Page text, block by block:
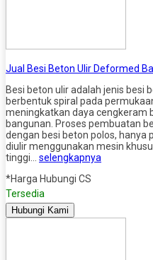
Jual Besi Beton Ulir Deformed
Besi beton ulir adalah jenis besi
berbentuk spiral pada
meningkatkan daya
bangunan. Proses pembuatan
dengan besi beton polos, hanya
diulir menggunakan mesin
tinggi… selengkapnya
*Harga Hubungi CS
Tersedia
Hubungi Kami